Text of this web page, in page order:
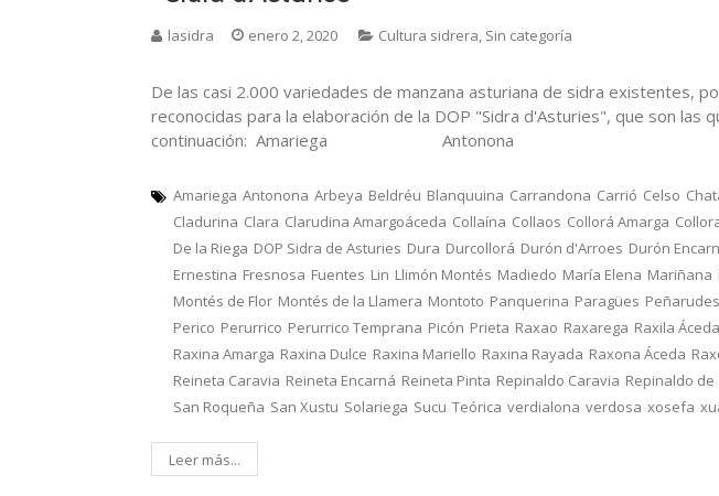
lasidra enero 2, 2020 Cultura sidrera, Sin categoría
De las casi 2.000 variedades de manzana asturiana de sidra existentes,
reconocidas para la elaboración de la DOP "Sidra d'Asturies", que son las
continuación: Amariega Antonona
Amariega Antonona Arbeya Beldréu Blanquuina Carrandona Carrió Celso
Cladurina Clara Clarudina Amargoáceda Collaína Collaos Collorá Amarga
De la Riega DOP Sidra de Asturies Dura Durcollorá Durón d'Arroes Durón
Ernestina Fresnosa Fuentes Lin Llimón Montés Madiedo María Elena Mariñana
Montés de Flor Montés de la Llamera Montoto Panquerina Paragües Peñarudes
Perico Perurrico Perurrico Temprana Picón Prieta Raxao Raxarega Raxila Áceda
Raxina Amarga Raxina Dulce Raxina Mariello Raxina Rayada Raxona Áceda
Reineta Caravia Reineta Encarná Reineta Pinta Repinaldo Caravia Repinaldo de
San Roqueña San Xustu Solariega Sucu Teórica verdialona verdosa xosefa
Leer más...